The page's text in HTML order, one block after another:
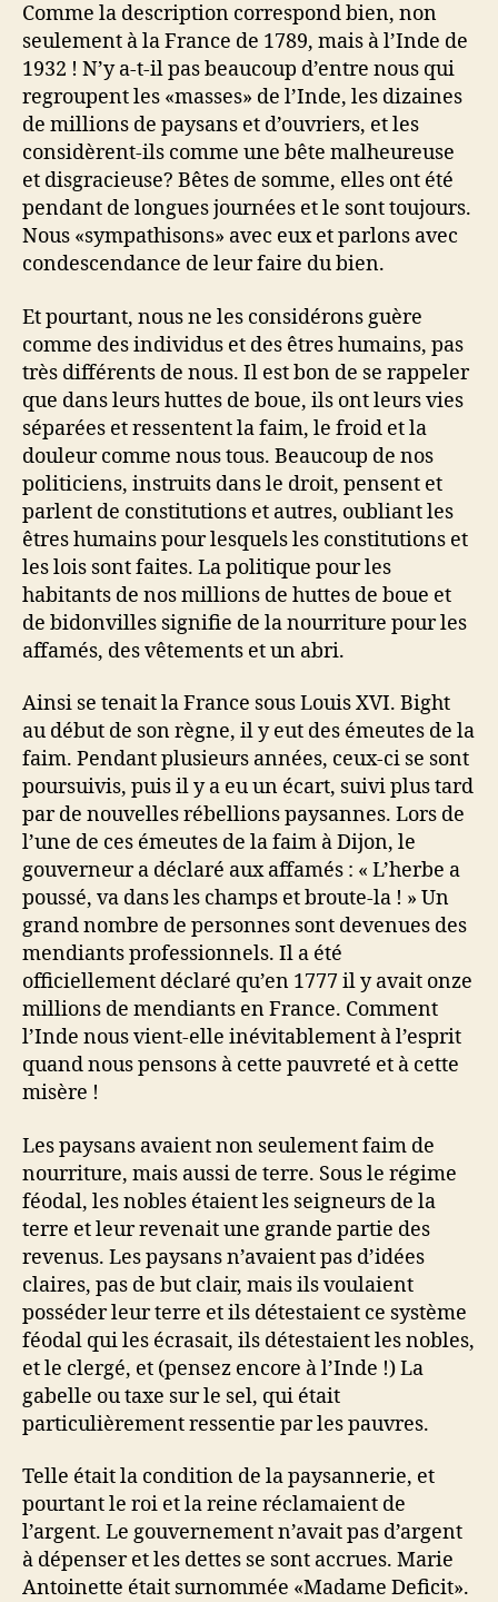
Comme la description correspond bien, non
seulement à la France de 1789, mais à l’Inde de
1932 ! N’y a-t-il pas beaucoup d’entre nous qui
regroupent les «masses» de l’Inde, les dizaines
de millions de paysans et d’ouvriers, et les
considèrent-ils comme une bête malheureuse
et disgracieuse? Bêtes de somme, elles ont été
pendant de longues journées et le sont toujours.
Nous «sympathisons» avec eux et parlons avec
condescendance de leur faire du bien.
Et pourtant, nous ne les considérons guère
comme des individus et des êtres humains, pas
très différents de nous. Il est bon de se rappeler
que dans leurs huttes de boue, ils ont leurs vies
séparées et ressentent la faim, le froid et la
douleur comme nous tous. Beaucoup de nos
politiciens, instruits dans le droit, pensent et
parlent de constitutions et autres, oubliant les
êtres humains pour lesquels les constitutions et
les lois sont faites. La politique pour les
habitants de nos millions de huttes de boue et
de bidonvilles signifie de la nourriture pour les
affamés, des vêtements et un abri.
Ainsi se tenait la France sous Louis XVI. Bight
au début de son règne, il y eut des émeutes de la
faim. Pendant plusieurs années, ceux-ci se sont
poursuivis, puis il y a eu un écart, suivi plus tard
par de nouvelles rébellions paysannes. Lors de
l’une de ces émeutes de la faim à Dijon, le
gouverneur a déclaré aux affamés : « L’herbe a
poussé, va dans les champs et broute-la ! » Un
grand nombre de personnes sont devenues des
mendiants professionnels. Il a été
officiellement déclaré qu’en 1777 il y avait onze
millions de mendiants en France. Comment
l’Inde nous vient-elle inévitablement à l’esprit
quand nous pensons à cette pauvreté et à cette
misère !
Les paysans avaient non seulement faim de
nourriture, mais aussi de terre. Sous le régime
féodal, les nobles étaient les seigneurs de la
terre et leur revenait une grande partie des
revenus. Les paysans n’avaient pas d’idées
claires, pas de but clair, mais ils voulaient
posséder leur terre et ils détestaient ce système
féodal qui les écrasait, ils détestaient les nobles,
et le clergé, et (pensez encore à l’Inde !) La
gabelle ou taxe sur le sel, qui était
particulièrement ressentie par les pauvres.
Telle était la condition de la paysannerie, et
pourtant le roi et la reine réclamaient de
l’argent. Le gouvernement n’avait pas d’argent
à dépenser et les dettes se sont accrues. Marie
Antoinette était surnommée «Madame Deficit».